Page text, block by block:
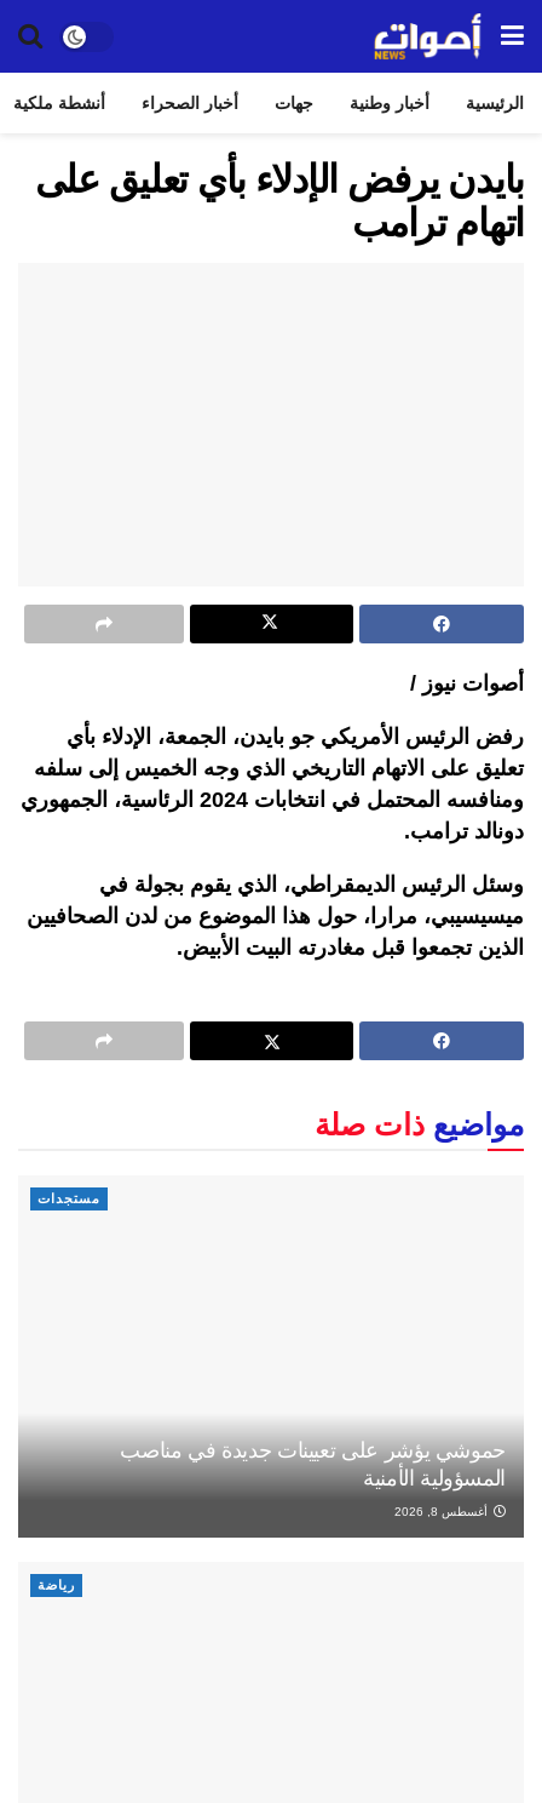
الرئيسية أخبار وطنية جهات أخبار الصحراء أنشطة ملكية
بايدن يرفض الإدلاء بأي تعليق على
اتهام ترامب
أصوات نيوز /
رفض الرئيس الأمريكي جو بايدن، الجمعة، الإدلاء بأي
تعليق على الاتهام التاريخي الذي وجه الخميس إلى سلفه
ومنافسه المحتمل في انتخابات 2024 الرئاسية، الجمهوري
دونالد ترامب.
وسئل الرئيس الديمقراطي، الذي يقوم بجولة في
ميسيسيبي، مرارا، حول هذا الموضوع من لدن الصحافيين
الذين تجمعوا قبل مغادرته البيت الأبيض.
مواضيع ذات صلة
مستجدات
حموشي يؤشر على تعيينات جديدة في مناصب
المسؤولية الأمنية
أغسطس 8, 2026
رياضة